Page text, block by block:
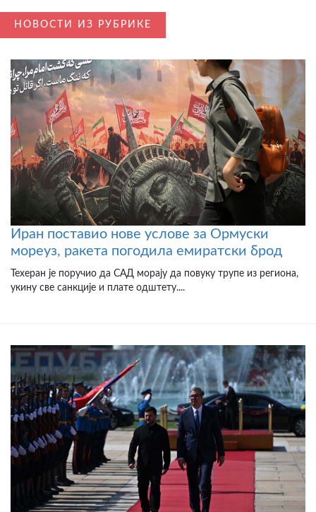
НОВОСТИ ИЗ РУБРИКЕ
Иран поставио нове услове за Ормуски
мореуз, ракета погодила емиратски брод
Техеран је поручио да САД морају да повуку трупе из региона,
укину све санкције и плате одштету....